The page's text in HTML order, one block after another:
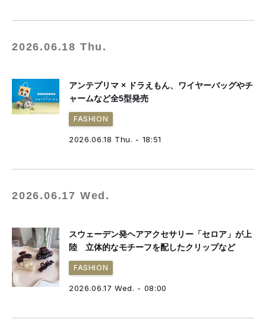
2026.06.18 Thu.
アンテプリマ × ドラえもん、ワイヤーバッグやチ
ャームなど全5型発売
FASHION
2026.06.18 Thu. - 18:51
2026.06.17 Wed.
スウェーデン発ヘアアクセサリー「セロア」が上
陸 立体的なモチーフを配したクリップなど
FASHION
2026.06.17 Wed. - 08:00